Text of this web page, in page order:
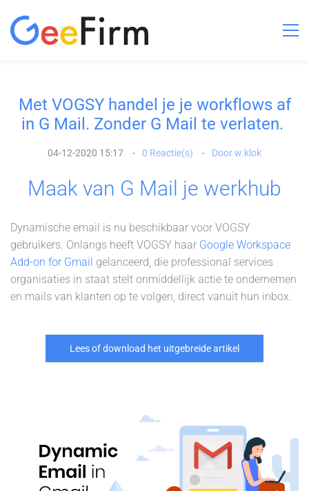
Met VOGSY handel je je workflows af
in G Mail. Zonder G Mail te verlaten.
04-12-2020 15:17 0 Reactie(s) Doorw.klok
Maak van G Mail je werkhub
Dynamische email is nu beschikbaar voor VOGSY
gebruikers. Onlangs heeft VOGSY haar Google Workspace
Add-on for Gmail gelanceerd, die professional services
organisaties in staat stelt onmiddellijk actie te ondernemen
en mails van klanten op te volgen, direct vanuit hun inbox.
Lees of download het uitgebreide artikel